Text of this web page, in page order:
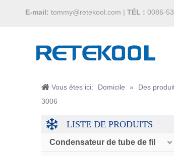
E-mail: tommy@retekool.com | TÉL : 0086-
Vous êtes ici: Domicile » Des
3006
LISTE DE PRODUITS
Condensateur de tube de fil